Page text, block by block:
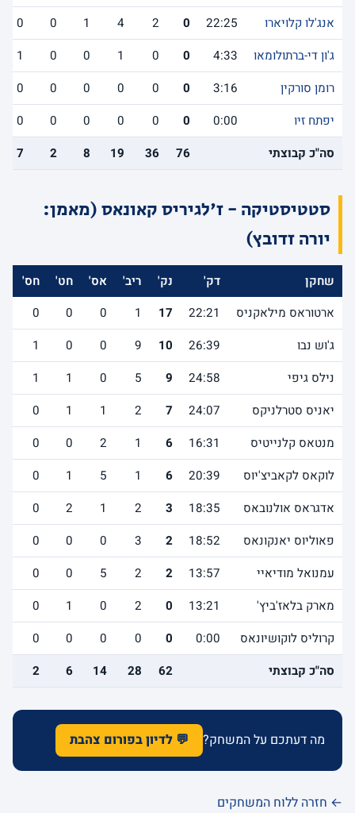
אנג'לו קלויארו
22:25
0
2
4
1
0
0
ג'ון די-ברתולומאו
4:33
0
0
1
0
0
1
רומן סורקין
3:16
0
0
0
0
0
0
יפתח זיו
0:00
0
0
0
0
0
0
סה"כ קבוצתי
76
36
19
8
2
7
סטטיסטיקה - ז'לגיריס קאונאס (מאמן:
יורה זדובץ)
שחקן דק' נק' ריב' אס' חט' חס'
ארטוראס מילאקניס
22:21
17
1
0
0
0
ג'וש נבו
26:39
10
9
0
0
1
נילס גיפי
24:58
9
5
0
1
1
יאניס סטרלניקס
24:07
7
2
1
1
0
מנטאס קלנייטיס
16:31
6
1
2
0
0
לוקאס לקאביצ'יוס
20:39
6
1
5
1
0
אדגראס אולנובאס
18:35
3
2
1
2
0
פאוליוס יאנקונאס
18:52
2
3
0
0
0
עמנואל מודיאיי
13:57
2
2
5
0
0
מארק בלאז'ביץ'
13:21
0
2
0
1
0
קרוליס לוקושיונאס
0:00
0
0
0
0
0
סה"כ קבוצתי
62
28
14
6
2
מה דעתכם על המשחק? 💬 לדיון בפורום צהבת
← חזרה ללוח המשחקים